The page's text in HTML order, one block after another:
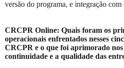
versão do programa, e integração
CRCPR Online: Quais foram os
operacionais enfrentados nesses
CRCPR e o que foi aprimorado
continuidade e a qualidade das